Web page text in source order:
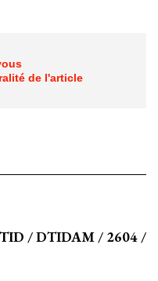
de l'article
/ DTIDAM / 2604 /